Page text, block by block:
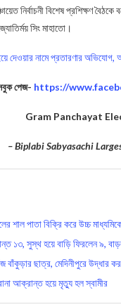
নির্বাচনী বিশেষ প্রশিক্ষণ
সিং মাহাতো।
দেওয়ার নামে প্রতারণার
পেজ- https://
Gram Panchayat
– Biplabi Sabyasachi
পাতা বিক্রি করে উচ্চ মাধ্যমিকে
১৩, সুস্থ হয়ে বাড়ি ফিরলেন ৯,
ছাত্র, মেদিনীপুরে উদ্ধার
আক্রান্ত হয়ে মৃত্যু হল স্বামীর